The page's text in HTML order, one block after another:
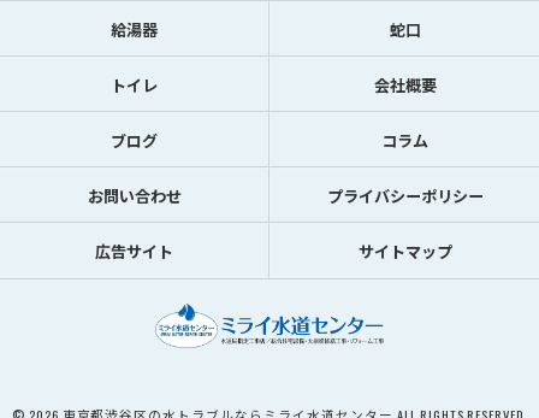
給湯器 蛇口
トイレ 会社概要
ブログ コラム
お問い合わせ プライバシーポリシー
広告サイト サイトマップ
© 2026 東京都渋谷区の水トラブルならミライ水道センター ALL RIGHTS RESERVED.